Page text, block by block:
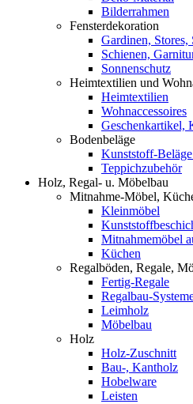
Bilderrahmen
Fensterdekoration
Gardinen, Stores,
Schienen,
Sonnenschutz
Heimtextilien und
Heimtextilien
Wohnaccessoires
Geschenkartikel,
Bodenbeläge
Kunststoff-
Teppichzubehör
Holz, Regal- u. Möbelbau
Mitnahme-Möbel,
Kleinmöbel
Mitnahmemöbel
Küchen
Regalböden, Regale,
Fertig-Regale
Regalbau-
Leimholz
Möbelbau
Holz
Holz-Zuschnitt
Bau-, Kantholz
Hobelware
Leisten